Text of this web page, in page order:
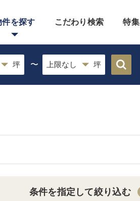
件を探す こだわり検索 特集
〜
条件を指定して絞り込む